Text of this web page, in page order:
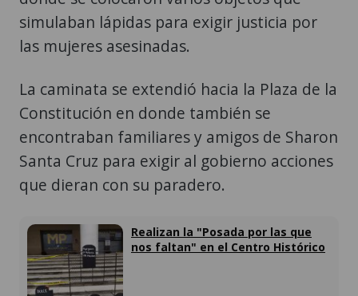
simulaban lápidas para exigir justicia por
las mujeres asesinadas.
La caminata se extendió hacia la Plaza de la
Constitución en donde también se
encontraban familiares y amigos de Sharon
Santa Cruz para exigir al gobierno acciones
que dieran con su paradero.
Realizan la "Posada por las que
nos faltan" en el Centro Histórico